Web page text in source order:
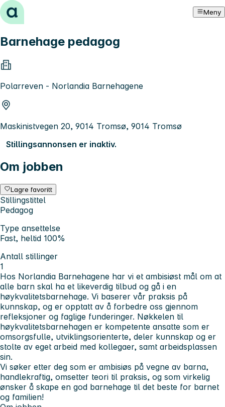
Hopp til innhold Meny
Barnehage pedagog
Polarreven - Norlandia Barnehagene
Maskinistvegen 20, 9014 Tromsø, 9014 Tromsø
Stillingsannonsen er inaktiv.
Om jobben
Lagre favoritt
Stillingstittel
Pedagog
Type ansettelse
Fast, heltid 100%
Antall stillinger
1
Hos Norlandia Barnehagene har vi et ambisiøst mål om at
alle barn skal ha et likeverdig tilbud og gå i en
høykvalitetsbarnehage. Vi baserer vår praksis på
kunnskap, og er opptatt av å forbedre oss gjennom
refleksjoner og faglige funderinger. Nøkkelen til
høykvalitetsbarnehagen er kompetente ansatte som er
omsorgsfulle, utviklingsorienterte, deler kunnskap og er
stolte av eget arbeid med kollegaer, samt arbeidsplassen
sin.
Vi søker etter deg som er ambisiøs på vegne av barna,
handlekraftig, omsetter teori til praksis, og som virkelig
ønsker å skape en god barnehage til det beste for barnet
og familien!